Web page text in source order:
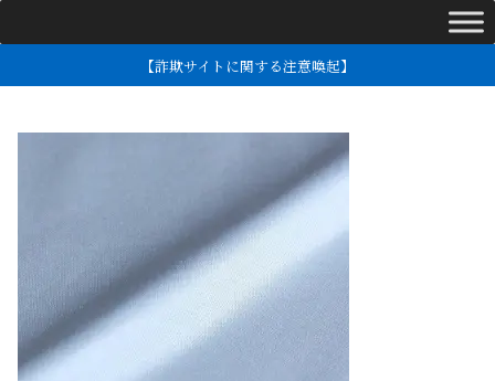
【詐欺サイトに関する注意喚起】